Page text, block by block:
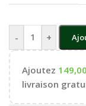
- +
Ajoutez 149,00
livraison